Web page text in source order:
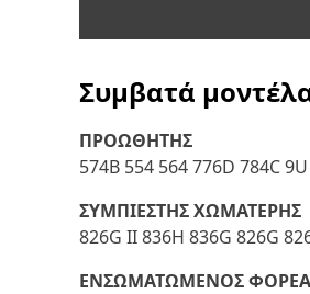
Συμβατά
ΠΡΟΩΘΗΤΗΣ
574B 554 564 776D 784C
ΣΥΜΠΙΕΣΤΗΣ ΧΩΜΑΤΕΡΗΣ
826G II 836H 836G 826G
ΕΝΣΩΜΑΤΩΜΕΝΟΣ